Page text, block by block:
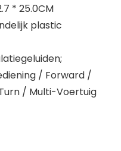
* 25.0CM
plastic
/ Forward /
/ Multi-Voertuig